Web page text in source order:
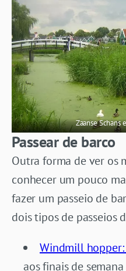
Zaanse Schans
Passear de barco
Outra forma de ver os
conhecer um pouco
fazer um passeio de
dois tipos de passeios
Windmill hopper:
aos finais de